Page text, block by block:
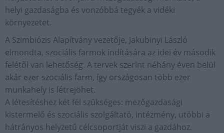
helyi gazdaságba és vonzóbbá tegyék a vidéki
környezetet.
A Szimbiózis Alapítvány vezetője, Jakubinyi László
elmondta, szociális farmok indítására az idei év második
felétől van lehetőség. A tervek szerint néhány éven belül
akár ezer szociális farm, így országosan több ezer
munkahely is létrejöhet.
A létesítéshez két fél szükséges: mezőgazdasági
kistermelő és szociális szolgáltató, intézmény, utóbbi a
hátrányos helyzetű célcsoportját viszi a gazdához.